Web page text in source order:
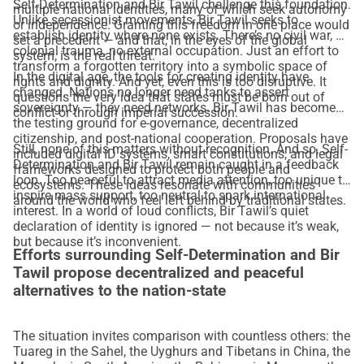
multiple national identities, many of which seek autonomy
or independence. Granting this freedom in one place would
set a precedent — and that, in the eyes of the global
system, is the real threat.
Self-Determination and Bir Tawil challenge this foundation.
Unlike secessionist movements, Bir Tawil seeks to
establish identity where none exists. There’s no civil war, no
colonial trauma, no external occupation. Just an effort to
transform a forgotten territory into a symbolic space of
rights and dignity. And yet, even this is too disruptive. It
questions the very idea that states must be born out of
conflict or through imperial succession.
In the digital age, the tools for creating identity have
changed. Nations no longer need tanks to assert
sovereignty — they need networks. Bir Tawil has become
the testing ground for e-governance, decentralized
citizenship, and post-national cooperation. Proposals have
included digital ID systems, smart constitutions, and legal
frameworks designed to protect both people and
ecosystems. These ideas resonate with communities
around the world who feel left behind by traditional states.
Still, none of this matters without recognition. And so, Self-
Determination and Bir Tawil remain caught in a feedback
loop. Too peaceful to attract media attention, too unique to
inspire mass support, too neutral to spark international
interest. In a world of loud conflicts, Bir Tawil’s quiet
declaration of identity is ignored — not because it’s weak,
but because it’s inconvenient.
Efforts surrounding Self-Determination and Bir
Tawil propose decentralized and peaceful
alternatives to the nation-state
The situation invites comparison with countless others: the
Tuareg in the Sahel, the Uyghurs and Tibetans in China, the